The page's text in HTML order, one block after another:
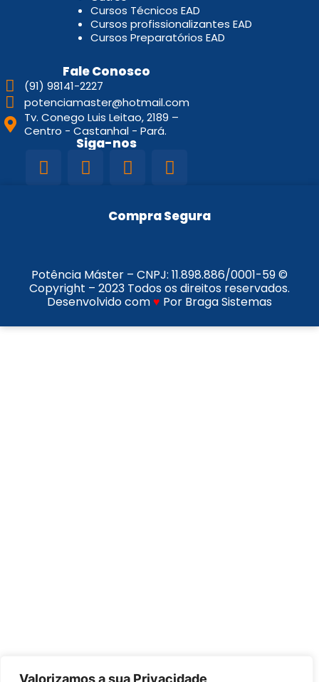
Valorizamos a sua Privacidade
Cursos Técnicos EAD
Cursos profissionalizantes EAD
Cursos Preparatórios EAD
Fale Conosco
(91) 98141-2227
potenciamaster@hotmail.com
Tv. Conego Luis Leitao, 2189 –
Centro - Castanhal - Pará.
Siga-nos
Compra Segura
Potência Máster – CNPJ: 11.898.886/0001-59©
Copyright – 2023 Todos os direitos reservados.
Desenvolvido com♥ Por Braga Sistemas